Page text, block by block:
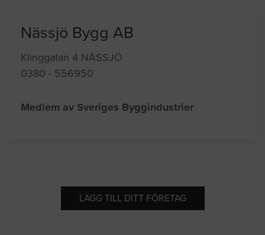
Nässjö Bygg AB
Klinggatan 4 NÄSSJÖ
0380 - 556950
Medlem av Sveriges Byggindustrier
LÄGG TILL DITT FÖRETAG